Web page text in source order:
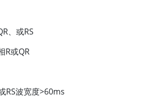
、或RS
R或QR
RS波宽度>60ms